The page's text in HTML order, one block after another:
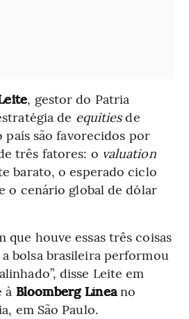
, gestor do Patria
de equitiesde
país são favorecidos por
três fatores: o valuation
barato, o esperado ciclo
o cenário global de dólar
que houve essas três coisas
bolsa brasileira performou
disse Leite em
à Bloomberg Líneano
em São Paulo.